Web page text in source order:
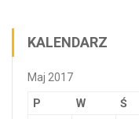
KALENDARZ
Maj 2017
P W Ś